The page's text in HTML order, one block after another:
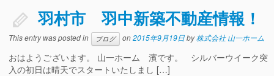
羽村市 羽中新築不動産情報！
This entry was posted in ブログ on2015年9月19日by株式会社 山一ホーム
おはようございます。 山一ホーム 濱です。 シルバーウイーク突
入の初日は晴天でスタートいたしまし […]